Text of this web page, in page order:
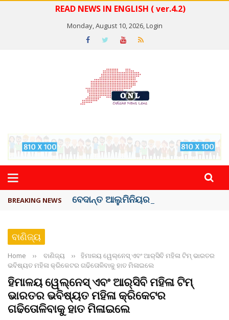
READ NEWS IN ENGLISH ( ver.4.2)
Monday, August 10, 2026,Login
BREAKING NEWS ବେଦାନ୍ତ ଆଲୁମିନିୟର ପ୍ରକଳ୍ପ ସଙ୍ଗମ ...
ବାଣିଜ୍ୟ
Home ›› ବାଣିଜ୍ୟ ››
ହିମାଳୟ ୱେଲ୍‌ନେସ୍‌ ଏବଂ ଆର୍‌ସିବି ମହିଳା ଟିମ୍‌ ଭାରତର
ଭବିଷ୍ୟତ ମହିଳା କ୍ରିକେଟର ଗଢିତୋଳିବାକୁ ହାତ ମିଳାଇଲେ
ହିମାଳୟ ୱେଲ୍‌ନେସ୍‌ ଏବଂ ଆର୍‌ସିବି ମହିଳା ଟିମ୍‌
ଭାରତର ଭବିଷ୍ୟତ ମହିଳା କ୍ରିକେଟର
ଗଢିତୋଳିବାକୁ ହାତ ମିଳାଇଲେ